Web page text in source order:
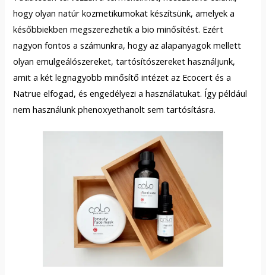
hogy olyan natúr kozmetikumokat készítsünk, amelyek a
későbbiekben megszerezhetik a bio minősítést. Ezért
nagyon fontos a számunkra, hogy az alapanyagok mellett
olyan emulgeálószereket, tartósítószereket használjunk,
amit a két legnagyobb minősítő intézet az Ecocert és a
Natrue elfogad, és engedélyezi a használatukat. Így például
nem használunk phenoxyethanolt sem tartósításra.